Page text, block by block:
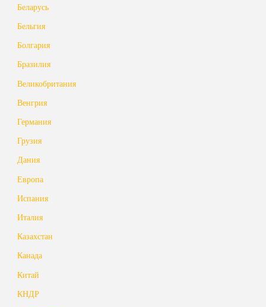
Беларусь
Бельгия
Болгария
Бразилия
Великобритания
Венгрия
Германия
Грузия
Дания
Европа
Испания
Италия
Казахстан
Канада
Китай
КНДР